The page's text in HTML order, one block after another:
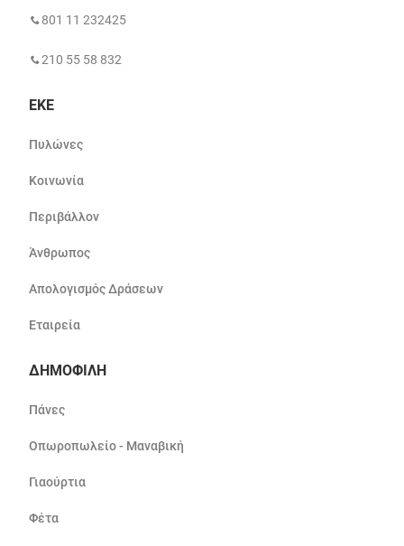
801 11 232425
210 55 58 832
ΕΚΕ
Πυλώνες
Κοινωνία
Περιβάλλον
Άνθρωπος
Απολογισμός Δράσεων
Εταιρεία
ΔΗΜΟΦΙΛΗ
Πάνες
Οπωροπωλείο - Μαναβική
Γιαούρτια
Φέτα